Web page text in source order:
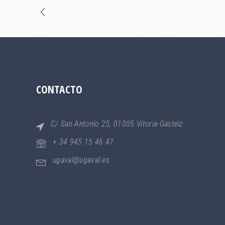
CONTACTO
C/ San Antonio 25, 01005 Vitoria-Gasteiz
+ 34 945 15 46 47
ugaval@ugaval.es